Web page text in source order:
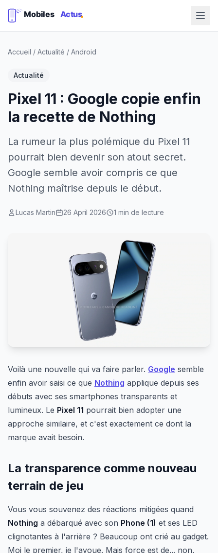
Accueil / Actualité / Android
Actualité
Pixel 11 : Google copie enfin
la recette de Nothing
La rumeur la plus polémique du Pixel 11
pourrait bien devenir son atout secret.
Google semble avoir compris ce que
Nothing maîtrise depuis le début.
Lucas Martin 26 April 2026 1 min de lecture
Voilà une nouvelle qui va faire parler. Google semble
enfin avoir saisi ce que Nothing applique depuis ses
débuts avec ses smartphones transparents et
lumineux. Le Pixel 11 pourrait bien adopter une
approche similaire, et c'est exactement ce dont la
marque avait besoin.
La transparence comme nouveau
terrain de jeu
Vous vous souvenez des réactions mitigées quand
Nothing a débarqué avec son Phone (1) et ses LED
clignotantes à l'arrière ? Beaucoup ont crié au gadget.
Moi le premier, je l'avoue. Mais force est de... non,